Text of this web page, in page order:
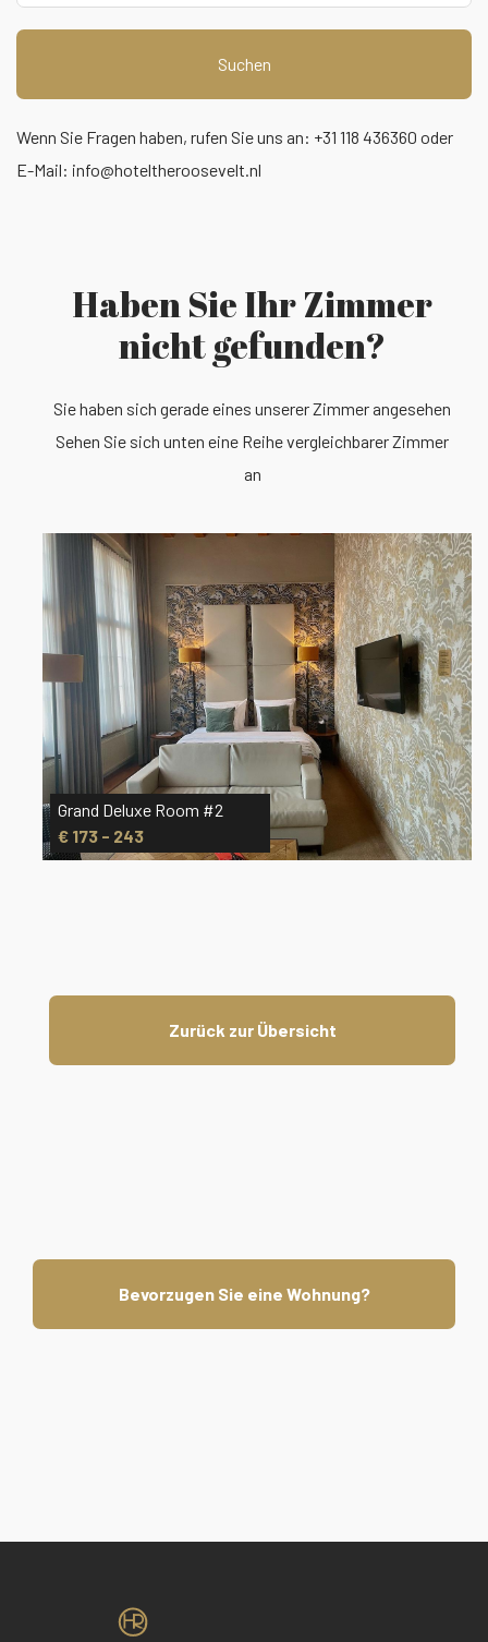
Suchen
Wenn Sie Fragen haben, rufen Sie uns an: +31 118 436360 oder
E-Mail: info@hoteltheroosevelt.nl
Haben Sie Ihr Zimmer
nicht gefunden?
Sie haben sich gerade eines unserer Zimmer angesehen
Sehen Sie sich unten eine Reihe vergleichbarer Zimmer
an
Grand Deluxe Room #2
€ 173 - 243
Zurück zur Übersicht
Bevorzugen Sie eine Wohnung?